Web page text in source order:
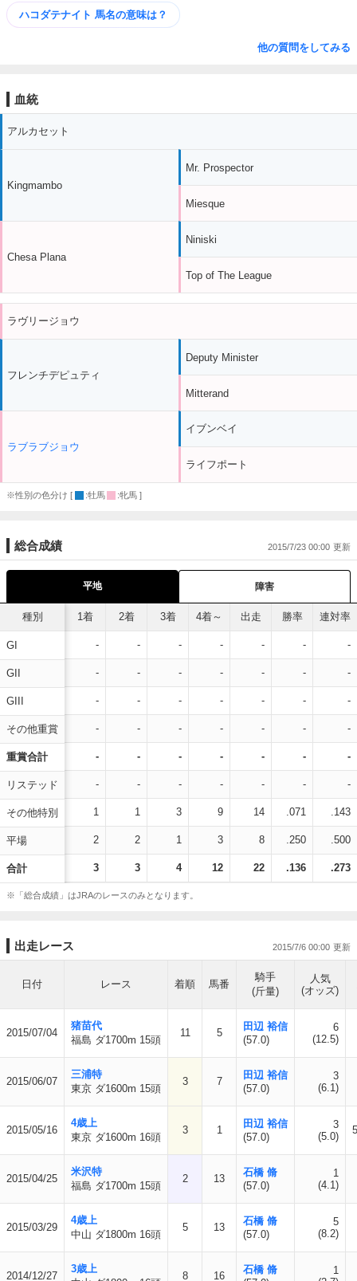
ハコダテナイト 馬名の意味は？
他の質問をしてみる
血統
アルカセット
Kingmambo
Chesa Plana
Mr. Prospector
Miesque
Niniski
Top of The League
ラヴリージョウ
フレンチデピュティ
ラブラブジョウ
Deputy Minister
Mitterand
イブンベイ
ライフポート
※性別の色分け [ :牡馬 :牝馬 ]
総合成績 2015/7/23 00:00
平地 障害
種別
GI
GII
GIII
その他重賞
重賞合計
リステッド
その他特別
平場
合計
1着 2着 3着 4着～ 出走 勝率 連対率
- - - - - - -
- - - - - - -
- - - - - - -
- - - - - - -
- - - - - - -
- - - - - - -
1 1 3 9 14 .071 .143
2 2 1 3 8 .250 .500
3 3 4 12 22 .136 .273
※「総合成績」はJRAのレースのみとなります。
出走レース 2015/7/6 00:00
日付 レース 着順 馬番
騎手
(斤量)
人気
(オッズ)
2015/07/04
猪苗代
福島 ダ1700m 15頭
11 5
田辺 裕信
(57.0)
6
(12.5)
2015/06/07
三浦特
東京 ダ1600m 15頭
3 7
田辺 裕信
(57.0)
3
(6.1)
2015/05/16
4歳上
東京 ダ1600m 16頭
3 1
田辺 裕信
(57.0)
3
(5.0)
2015/04/25
米沢特
福島 ダ1700m 15頭
2 13
石橋 脩
(57.0)
1
(4.1)
2015/03/29
4歳上
中山 ダ1800m 16頭
5 13
石橋 脩
(57.0)
5
(8.2)
2014/12/27
3歳上
8 16
石橋 脩
1